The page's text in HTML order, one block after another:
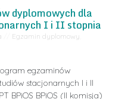
dyplomowych dla
I i II stopnia
Egzamin dyplomowy
egzaminów
stacjonarnych I i II
BPiOS BPiOS (II komisja)